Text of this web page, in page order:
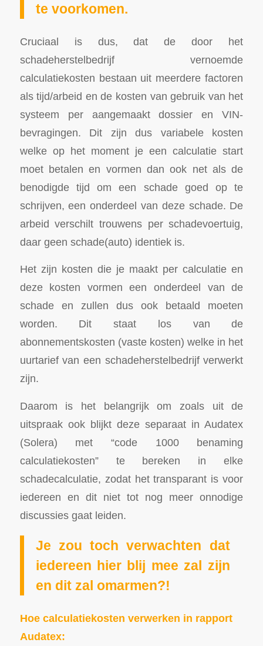
te voorkomen.
Cruciaal is dus, dat de door het
schadeherstelbedrijf vernoemde
calculatiekosten bestaan uit meerdere factoren
als tijd/arbeid en de kosten van gebruik van het
systeem per aangemaakt dossier en VIN-
bevragingen. Dit zijn dus variabele kosten
welke op het moment je een calculatie start
moet betalen en vormen dan ook net als de
benodigde tijd om een schade goed op te
schrijven, een onderdeel van deze schade. De
arbeid verschilt trouwens per schadevoertuig,
daar geen schade(auto) identiek is.
Het zijn kosten die je maakt per calculatie en
deze kosten vormen een onderdeel van de
schade en zullen dus ook betaald moeten
worden. Dit staat los van de
abonnementskosten (vaste kosten) welke in het
uurtarief van een schadeherstelbedrijf verwerkt
zijn.
Daarom is het belangrijk om zoals uit de
uitspraak ook blijkt deze separaat in Audatex
(Solera) met “code 1000 benaming
calculatiekosten” te bereken in elke
schadecalculatie, zodat het transparant is voor
iedereen en dit niet tot nog meer onnodige
discussies gaat leiden.
Je zou toch verwachten dat
iedereen hier blij mee zal zijn
en dit zal omarmen?!
Hoe calculatiekosten verwerken in rapport
Audatex: